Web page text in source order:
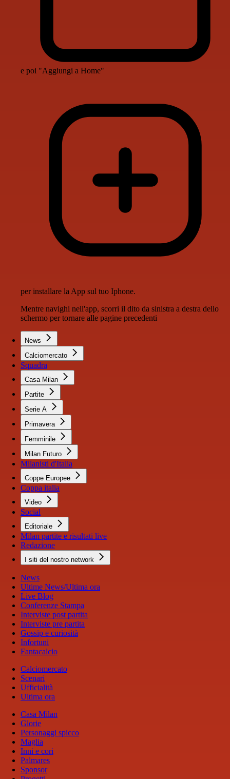
e poi "Aggiungi a Home"
per installare la App sul tuo Iphone.
Mentre navighi nell'app, scorri il dito da sinistra a destra dello
schermo per tornare alle pagine precedenti
News
Calciomercato
Squadra
Casa Milan
Partite
Serie A
Primavera
Femminile
Milan Futuro
Milanisti d'Italia
Coppe Europee
Coppa italia
Video
Social
Editoriale
Milan partite e risultati live
Redazione
I siti del nostro network
News
Ultime News/Ultima ora
Live Blog
Conferenze Stampa
Interviste post partita
Interviste pre partita
Gossip e curiosità
Infortuni
Fantacalcio
Calciomercato
Scenari
Ufficialità
Ultima ora
Casa Milan
Glorie
Personaggi spicco
Maglia
Inni e cori
Palmares
Sponsor